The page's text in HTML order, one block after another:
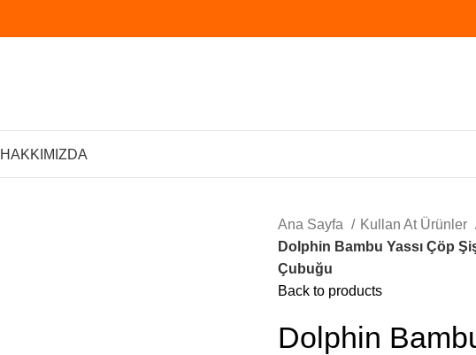
HAKKIMIZDA
Ana Sayfa
Kullan At Ürünler
Dolphin Bambu Yassı Çöp
Çubuğu
Back to products
Dolphin